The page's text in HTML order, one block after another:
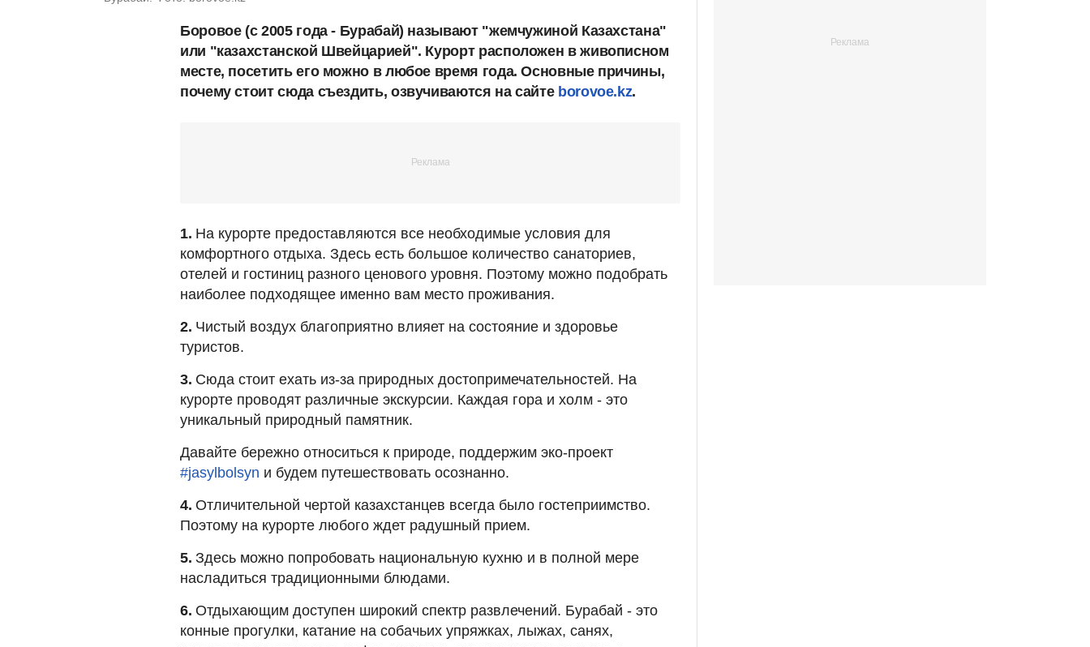
Боровое (с 2005 года - Бурабай) называют "жемчужиной Казахстана"
или "казахстанской Швейцарией". Курорт расположен в живописном
месте, посетить его можно в любое время года. Основные причины,
почему стоит сюда съездить, озвучиваются на сайте borovoe.kz.
1. На курорте предоставляются все необходимые условия для
комфортного отдыха. Здесь есть большое количество санаториев,
отелей и гостиниц разного ценового уровня. Поэтому можно подобрать
наиболее подходящее именно вам место проживания.
2. Чистый воздух благоприятно влияет на состояние и здоровье
туристов.
3. Сюда стоит ехать из-за природных достопримечательностей. На
курорте проводят различные экскурсии. Каждая гора и холм - это
уникальный природный памятник.
Давайте бережно относиться к природе, поддержим эко-проект
#jasylbolsyn и будем путешествовать осознанно.
4. Отличительной чертой казахстанцев всегда было гостеприимство.
Поэтому на курорте любого ждет радушный прием.
5. Здесь можно попробовать национальную кухню и в полной мере
насладиться традиционными блюдами.
6. Отдыхающим доступен широкий спектр развлечений. Бурабай - это
конные прогулки, катание на собачьих упряжках, лыжах, санях,